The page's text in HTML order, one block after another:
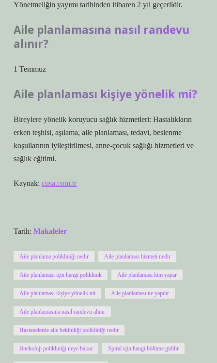
Yönetmeliğin yayımı tarihinden itibaren 2 yıl geçerlidir.
Aile planlamasına nasıl randevu
alınır?
1 Temmuz
Aile planlaması kişiye yönelik mi?
Bireylere yönelik koruyucu sağlık hizmetleri: Hastalıkların
erken teşhisi, aşılama, aile planlaması, tedavi, beslenme
koşullarının iyileştirilmesi, anne-çocuk sağlığı hizmetleri ve
sağlık eğitimi.
Kaynak: cusa.com.tr
Tarih: Makaleler
Aile planlama polikliniği nedir Aile planlaması hizmeti nedir
Aile planlaması için hangi poliklinik Aile planlaması kim yapar
Aile planlaması kişiye yönelik mi Aile planlaması ne yapılır
Aile planlamasına nasıl randevu alınır
Hastanelerde aile hekimliği polikliniği nedir
Jinekoloji polikliniği neye bakar Spiral için hangi bölüme gidilir